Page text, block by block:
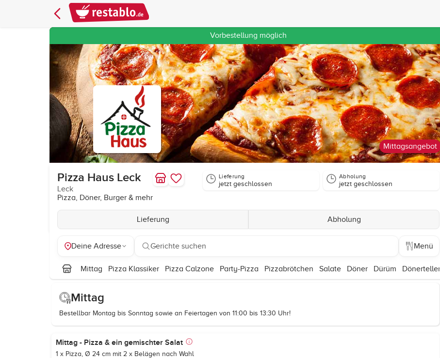
Vorbestellung möglich
Mittagsangebot
Pizza Haus Leck
Leck
Pizza, Döner, Burger & mehr
Lieferung
jetzt geschlossen
Abholung
jetzt geschlossen
Lieferung Abholung
Deine Adresse Gerichte suchen Menü
Mittag Pizza Klassiker Pizza Calzone Party-Pizza Pizzabrötchen Salate Döner Dürüm Dönerteller
Mittag
Bestellbar Montag bis Sonntag sowie an Feiertagen von 11:00 bis 13:30 Uhr!
Mittag - Pizza & ein gemischter Salat
1 x Pizza, Ø 24 cm mit 2 x Belägen nach Wahl